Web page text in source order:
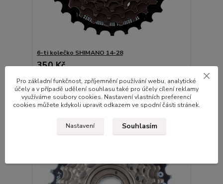
6-ti kolečko SHIMANO 14-28
350 Kč
Přidat do košíku
Pro základní funkčnost, zpříjemnění používání webu, analytické
účely a v případě udělení souhlasu také pro účely cílení reklamy
využíváme soubory cookies. Nastavení vlastních preferencí
cookies můžete kdykoli upravit odkazem ve spodní části stránek.
Nastavení Souhlasím